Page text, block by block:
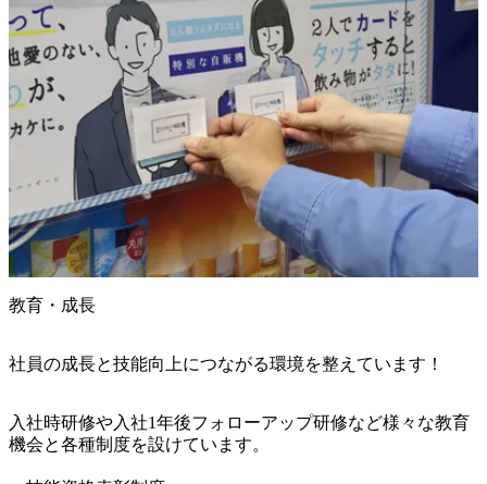
教育・成長
社員の成長と技能向上につながる環境を整えています！
入社時研修や入社1年後フォローアップ研修など様々な教育
機会と各種制度を設けています。